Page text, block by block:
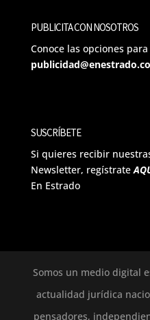
PUBLICITA CON NOSOTROS
Conoce las opciones
SUSCRÍBETE
Si quieres recibir
Newsletter, regístrate
En Estrado
Somos un medio digital
actualidad jurídica
pensadores,